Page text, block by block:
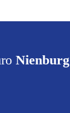
Nienburg